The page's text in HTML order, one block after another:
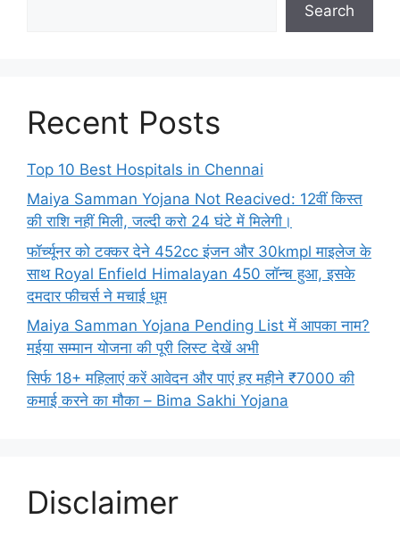
Search
Recent Posts
Top 10 Best Hospitals in Chennai
Maiya Samman Yojana Not Reacived: 12वीं किस्त
की राशि नहीं मिली, जल्दी करो 24 घंटे में मिलेगी।
फॉर्च्यूनर को टक्कर देने 452cc इंजन और 30kmpl माइलेज के
साथ Royal Enfield Himalayan 450 लॉन्च हुआ, इसके
दमदार फीचर्स ने मचाई धूम
Maiya Samman Yojana Pending List में आपका नाम?
मईया सम्मान योजना की पूरी लिस्ट देखें अभी
सिर्फ 18+ महिलाएं करें आवेदन और पाएं हर महीने ₹7000 की
कमाई करने का मौका – Bima Sakhi Yojana
Disclaimer